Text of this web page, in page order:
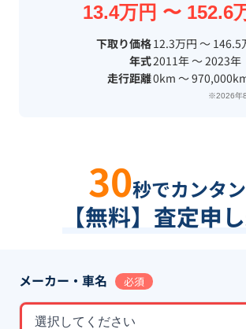
13.4万円 〜 152.6
下取り価格12.3万円 〜 146.5
年式2011年 〜 2023年
走行距離0km 〜
※2026年
30秒でカンタン
【無料】査定申
メーカー・車名 必須
選択してください